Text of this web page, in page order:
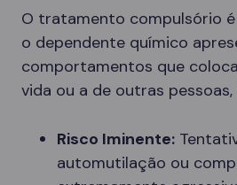
O tratamento compulsório
o dependente químico
comportamentos que
vida ou a de outras
Risco Iminente:
automutilação ou